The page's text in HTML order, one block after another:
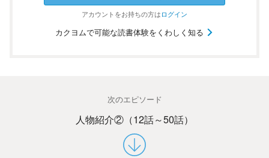
アカウントをお持ちの方はログイン
カクヨムで可能な読書体験をくわしく知る
次のエピソード
人物紹介②（12話～50話）